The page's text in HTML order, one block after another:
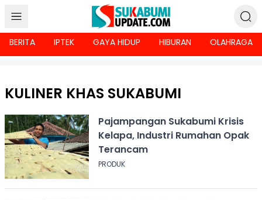
BERITA IPTEK GAYA HIDUP HIBURAN OLAHRAGA
KULINER KHAS SUKABUMI
Pajampangan Sukabumi Krisis
Kelapa, Industri Rumahan Opak
Terancam
PRODUK